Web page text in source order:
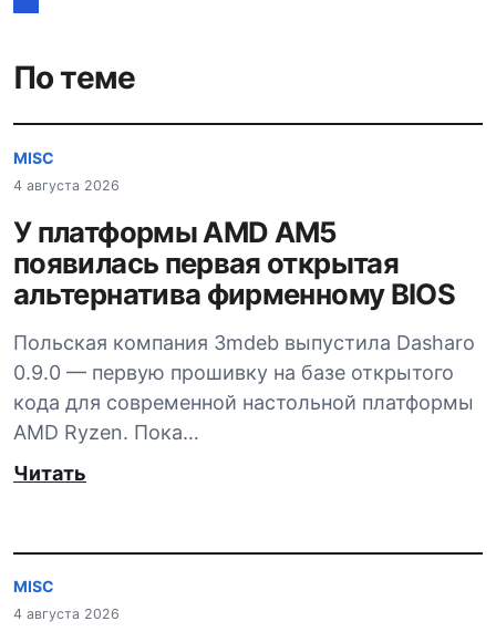
По теме
MISC
4 августа 2026
У платформы AMD AM5
появилась первая открытая
альтернатива фирменному BIOS
Польская компания 3mdeb выпустила Dasharo
0.9.0 — первую прошивку на базе открытого
кода для современной настольной платформы
AMD Ryzen. Пока…
Читать
MISC
4 августа 2026